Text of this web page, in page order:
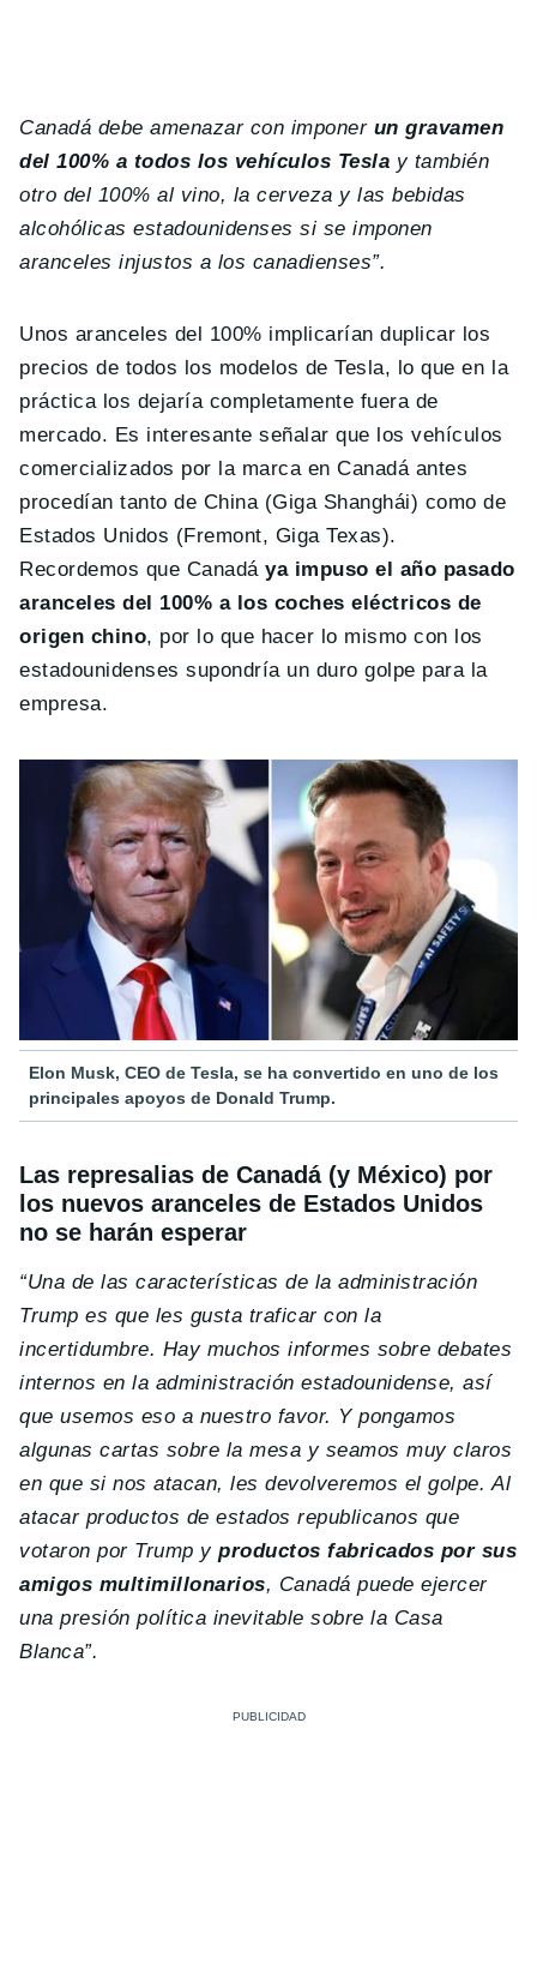
Canadá debe amenazar con imponer un gravamen
del 100% a todos los vehículos Tesla y también
otro del 100% al vino, la cerveza y las bebidas
alcohólicas estadounidenses si se imponen
aranceles injustos a los canadienses”.
Unos aranceles del 100% implicarían duplicar los
precios de todos los modelos de Tesla, lo que en la
práctica los dejaría completamente fuera de
mercado. Es interesante señalar que los vehículos
comercializados por la marca en Canadá antes
procedían tanto de China (Giga Shanghái) como de
Estados Unidos (Fremont, Giga Texas).
Recordemos que Canadáya impuso el año pasado
aranceles del 100% a los coches eléctricos de
origen chino, por lo que hacer lo mismo con los
estadounidenses supondría un duro golpe para la
empresa.
Elon Musk, CEO de Tesla, se ha convertido en uno de los
principales apoyos de Donald Trump.
Las represalias de Canadá (y México) por
los nuevos aranceles de Estados Unidos
no se harán esperar
“Una de las características de la administración
Trump es que les gusta traficar con la
incertidumbre. Hay muchos informes sobre debates
internos en la administración estadounidense, así
que usemos eso a nuestro favor. Y pongamos
algunas cartas sobre la mesa y seamos muy claros
en que si nos atacan, les devolveremos el golpe. Al
atacar productos de estados republicanos que
votaron por Trump yproductos fabricados por sus
amigos multimillonarios, Canadá puede ejercer
una presión política inevitable sobre la Casa
Blanca”.